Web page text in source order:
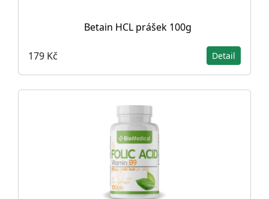
Betain HCL prášek 100g
179 Kč Detail